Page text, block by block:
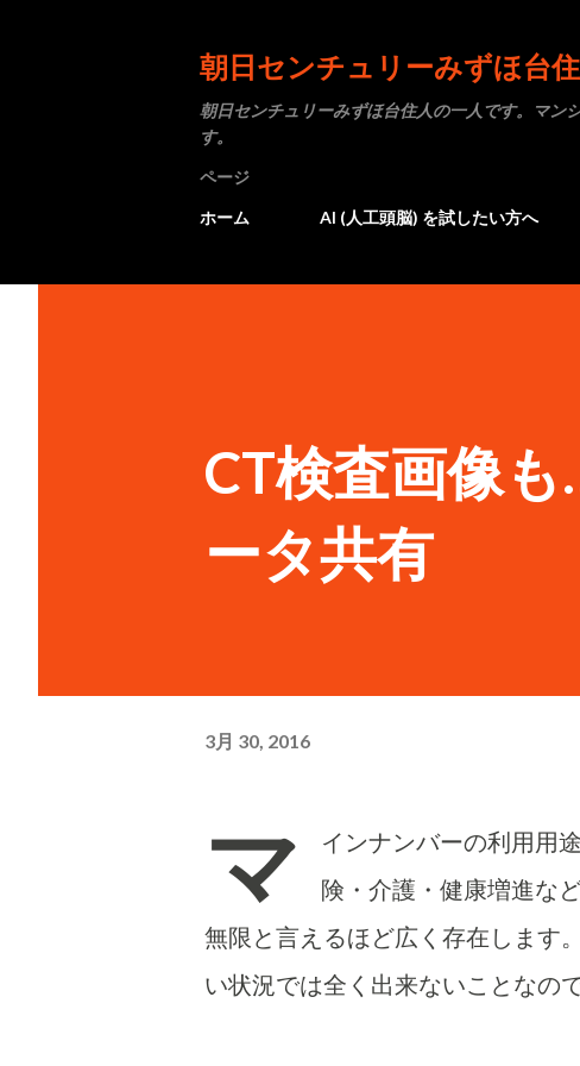
朝日センチュリーみずほ台
朝日センチュリーみずほ台住人の一人です。マン
す。
ページ
ホーム
AI (人工頭脳) を試したい方へ
CT検査画像
ータ共有
3月 30, 2016
マ
インナンバーの利用用
険・介護・健康増進な
無限と言えるほど広く存在します
い状況では全く出来ないことなの